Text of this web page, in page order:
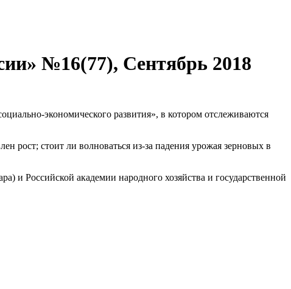
№16(77), Сентябрь 2018
экономического развития», в котором отслеживаются
стоит ли волноваться из-за падения урожая зерновых в
и Российской академии народного хозяйства и государственной